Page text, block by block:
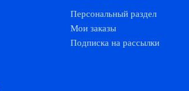
Персональный раздел
Мои заказы
Подписка на рассылки